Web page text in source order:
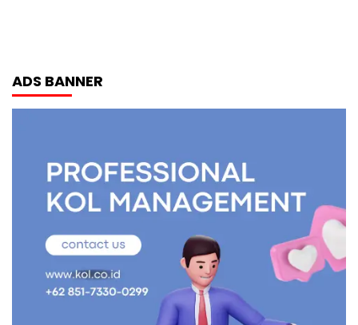
ADS BANNER